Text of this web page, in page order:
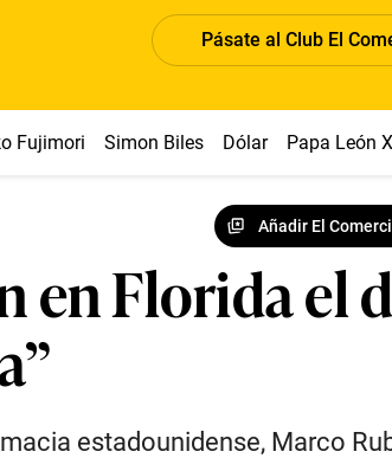
Pásate al Club El
Fujimori Simon Biles Dólar Papa León
Añadir El
en Florida el
estadounidense, Marco